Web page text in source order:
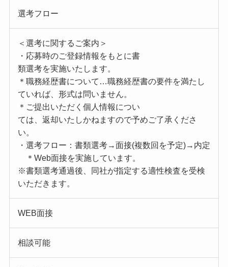
選考フロー
＜選考に関するご案内＞
・応募時のご登録情報をもとに書
類選考を実施いたします。
＊職務経歴書について…職務経歴書の要件を満たし
ていれば、形式は問いません。
＊ご提出いただく個人情報につい
ては、返却いたしかねますので予めご了承くださ
い。
・選考フロー：書類選考→面接(複数回を予定)→内定
＊Web面接を実施しています。
※書類選考通過後、同社が指定する適性検査を受検
いただきます。
WEB面接
相談可能